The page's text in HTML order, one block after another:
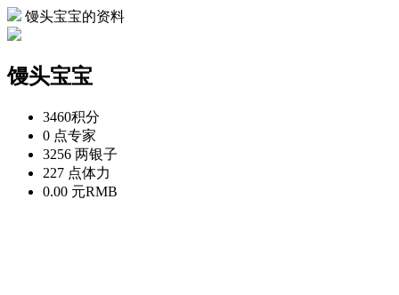
馒头宝宝的资料
馒头宝宝
3460积分
0 点专家
3256 两银子
227 点体力
0.00 元RMB